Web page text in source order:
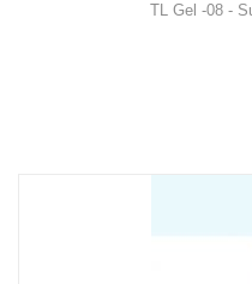
TL Gel -08 -